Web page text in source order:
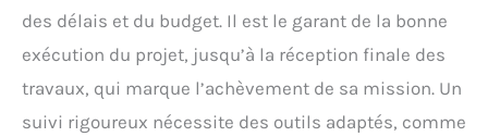
des délais et du budget. Il est le garant de la bonne
exécution du projet, jusqu’à la réception finale des
travaux, qui marque l’achèvement de sa mission. Un
suivi rigoureux nécessite des outils adaptés, comme